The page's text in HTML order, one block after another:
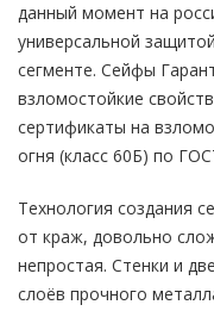
данный момент на
универсальной
сегменте. Сейфы
взломостойкие
сертификаты на
огня (класс 60Б) по
Технология создания
от краж, довольно
непростая. Стенки и
слоёв прочного